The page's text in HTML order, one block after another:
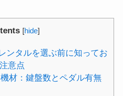
[hide]
ンタルを選ぶ前に知ってお
意点
材：鍵盤数とペダル有無